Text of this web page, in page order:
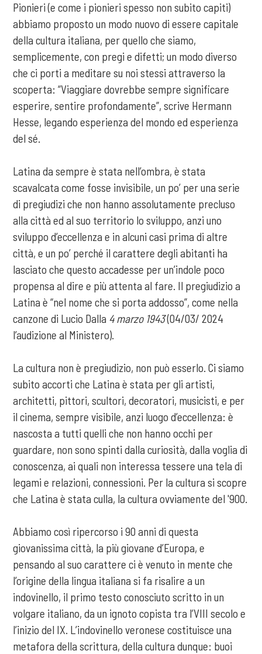
Pionieri (e come i pionieri spesso non subito capiti)
abbiamo proposto un modo nuovo di essere capitale
della cultura italiana, per quello che siamo,
semplicemente, con pregi e difetti; un modo diverso
che ci porti a meditare su noi stessi attraverso la
scoperta: “Viaggiare dovrebbe sempre significare
esperire, sentire profondamente”, scrive Hermann
Hesse, legando esperienza del mondo ed esperienza
del sé.
Latina da sempre è stata nell’ombra, è stata
scavalcata come fosse invisibile, un po’ per una serie
di pregiudizi che non hanno assolutamente precluso
alla città ed al suo territorio lo sviluppo, anzi uno
sviluppo d’eccellenza e in alcuni casi prima di altre
città, e un po’ perché il carattere degli abitanti ha
lasciato che questo accadesse per un’indole poco
propensa al dire e più attenta al fare. Il pregiudizio a
Latina è “nel nome che si porta addosso”, come nella
canzone di Lucio Dalla 4 marzo 1943(04/03/ 2024
l’audizione al Ministero).
La cultura non è pregiudizio, non può esserlo. Ci siamo
subito accorti che Latina è stata per gli artisti,
architetti, pittori, scultori, decoratori, musicisti, e per
il cinema, sempre visibile, anzi luogo d’eccellenza: è
nascosta a tutti quelli che non hanno occhi per
guardare, non sono spinti dalla curiosità, dalla voglia di
conoscenza, ai quali non interessa tessere una tela di
legami e relazioni, connessioni. Per la cultura si scopre
che Latina è stata culla, la cultura ovviamente del '900.
Abbiamo così ripercorso i 90 anni di questa
giovanissima città, la più giovane d’Europa, e
pensando al suo carattere ci è venuto in mente che
l’origine della lingua italiana si fa risalire a un
indovinello, il primo testo conosciuto scritto in un
volgare italiano, da un ignoto copista tra l’VIII secolo e
l’inizio del IX. L’indovinello veronese costituisce una
metafora della scrittura, della cultura dunque: buoi